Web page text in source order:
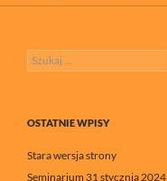
Szukaj:
OSTATNIE WPISY
Stara wersja strony
Seminarium 31 stycznia 2024